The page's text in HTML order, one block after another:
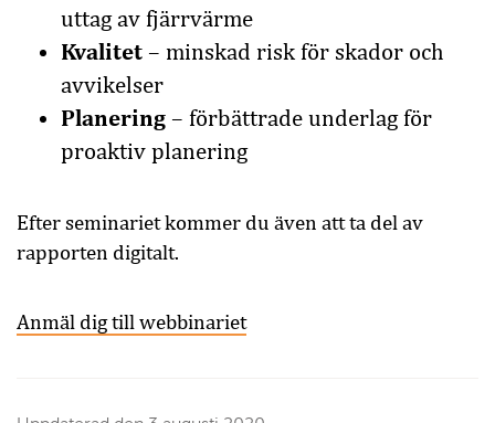
uttag av fjärrvärme
Kvalitet – minskad risk för skador och
avvikelser
Planering – förbättrade underlag för
proaktiv planering
Efter seminariet kommer du även att ta del av
rapporten digitalt.
Anmäl dig till webbinariet